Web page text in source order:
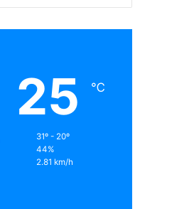
25 ℃
31º - 20º
44%
2.81 km/h